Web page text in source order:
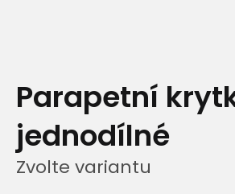
Parapetní
jednodílné
Zvolte variantu